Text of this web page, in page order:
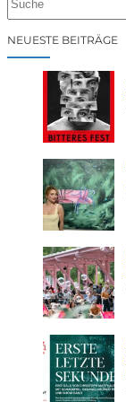
cNEUESTE BEITRÄGE